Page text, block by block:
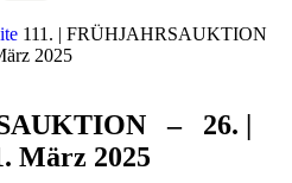
111. | FRÜHJAHRSAUKTION
2025
AUKTION – 26. |
März 2025